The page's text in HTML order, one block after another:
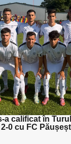
a calificat în
0 cu FC